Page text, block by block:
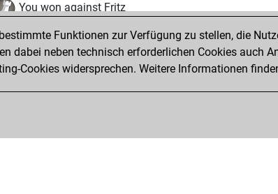
You won against Fritz
November 30, 2020
You created your Fritz account
Funktionen zur Verfügung zu stellen, die
dabei neben technisch erforderlichen Cookies auch
Cookies widersprechen. Weitere Informationen